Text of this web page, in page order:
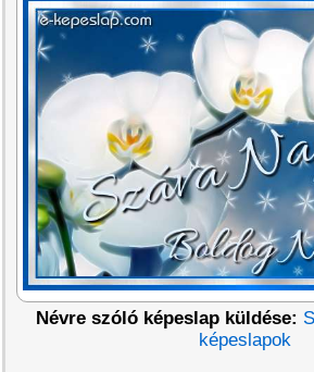
Névre szóló képeslap küldése:
képeslapok